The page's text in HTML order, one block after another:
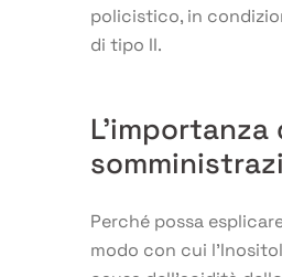
policistico, in
di tipo II.
Perché possa
modo con cui